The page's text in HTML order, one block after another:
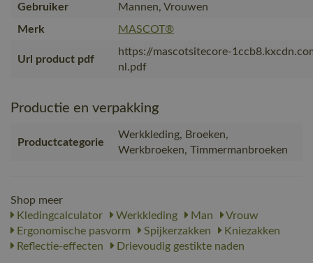
Gebruiker
Mannen, Vrouwen
Merk
MASCOT®
Url product pdf
https://mascotsitecore-
nl.pdf
Productie en verpakking
Productcategorie
Werkkleding, Broeken,
Werkbroeken, Timmermanbroeken
Shop meer
Kledingcalculator
Werkkleding Man
Vrouw
Ergonomische pasvorm
Spijkerzakken
Kniezakken
Reflectie-effecten
Drievoudig gestikte naden